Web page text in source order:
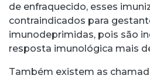
de enfraquecido, esses
contraindicados para
imunodeprimidas, pois são
resposta imunológica mais
Também existem as